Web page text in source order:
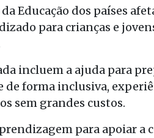
Educação dos países
para crianças e
incluem a ajuda para
de forma inclusiva,
sem grandes custos.
para apoiar a